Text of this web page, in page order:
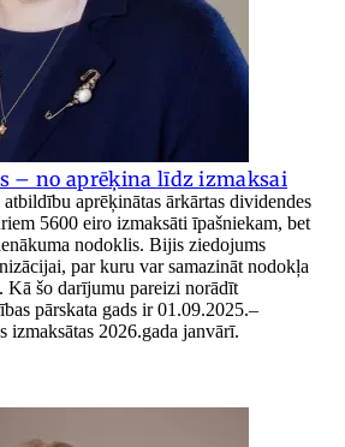
– no aprēķina līdz izmaksai
aprēķinātas ārkārtas dividendes
5600 eiro izmaksāti īpašniekam, bet
nodoklis. Bijis ziedojums
par kuru var samazināt nodokļa
Kā šo darījumu pareizi norādīt
pārskata gads ir 01.09.2025.–
izmaksātas 2026.gada janvārī.